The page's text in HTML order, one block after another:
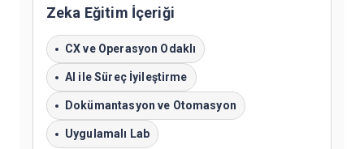
Zeka Eğitim İçeriği
CX ve Operasyon Odaklı
AI ile Süreç İyileştirme
Dokümantasyon ve Otomasyon
Uygulamalı Lab